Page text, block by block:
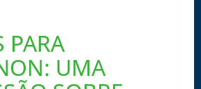
PARA
UMA